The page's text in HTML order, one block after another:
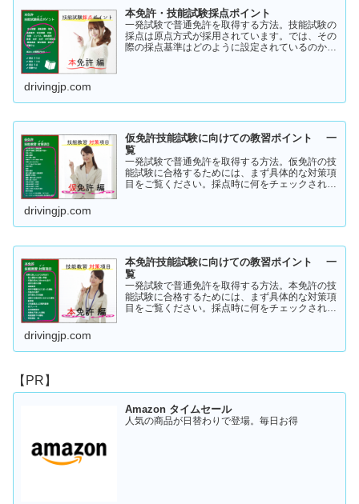
本免許・技能試験採点ポイント
一発試験で普通免許を取得する方法。技能試験の
採点は原点方式が採用されています。では、その
際の採点基準はどのように設定されているのかご
drivingjp.com
仮免許技能試験に向けての教習ポイント 一
覧
一発試験で普通免許を取得する方法。仮免許の技
能試験に合格するためには、まず具体的な対策項
目をご覧ください。採点時に何をチェックされる
drivingjp.com
本免許技能試験に向けての教習ポイント 一
覧
一発試験で普通免許を取得する方法。本免許の技
能試験に合格するためには、まず具体的な対策項
目をご覧ください。採点時に何をチェックされる
drivingjp.com
【PR】
Amazon タイムセール
人気の商品が日替わりで登場。毎日お得